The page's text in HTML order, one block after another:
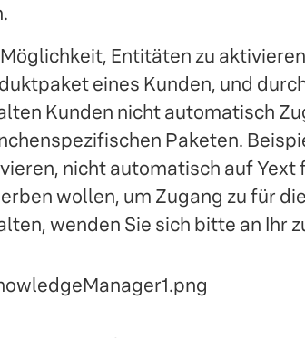
Entitäten zu
eines Kunden, und
Kunden nicht automatisch
Paketen.
nicht automatisch auf Yext
wollen, um Zugang zu für
wenden Sie sich bitte an Ihr